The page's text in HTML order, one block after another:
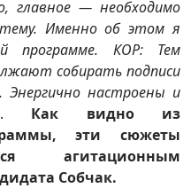
главное — необходимо
Именно об этом я
программе. КОР: Тем
собирать подписи
Энергично настроены и
Как видно из
эти сюжеты
агитационным
Собчак.